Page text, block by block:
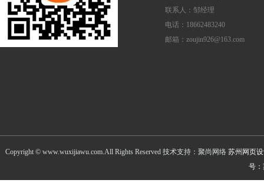
联系人：邹经理
电话：18662483240
邮箱：zoujin926@163.com
Copyright © www.wuxijiawu.com.All Rights Reserved 技术支持：聚尚网络 苏州网页
号：